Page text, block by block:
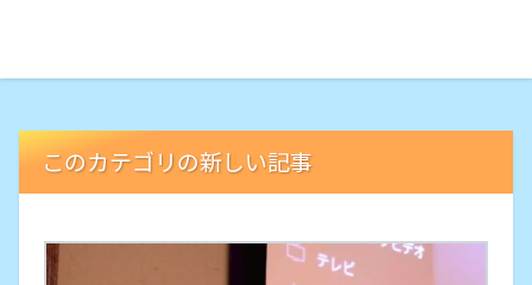
このカテゴリの新しい記事